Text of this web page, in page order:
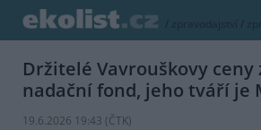
/ zpravodajství /
Držitelé Vavrouškovy ceny
nadační fond, jeho tváří je
19.6.2026 19:43 (ČTK)